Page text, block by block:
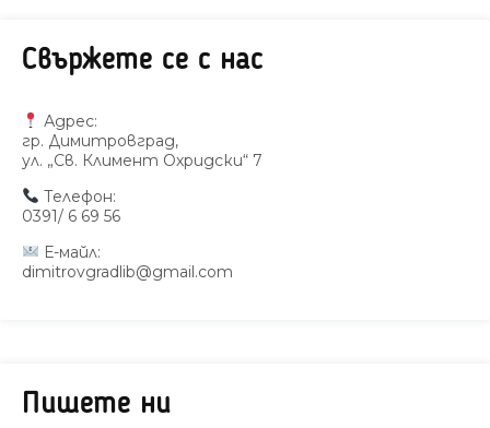
Свържете се с нас
Адрес:
гр. Димитровград,
ул. „Св. Климент Охридски“ 7
Телефон:
0391/ 6 69 56
Е-майл:
dimitrovgradlib@gmail.com
Пишете ни